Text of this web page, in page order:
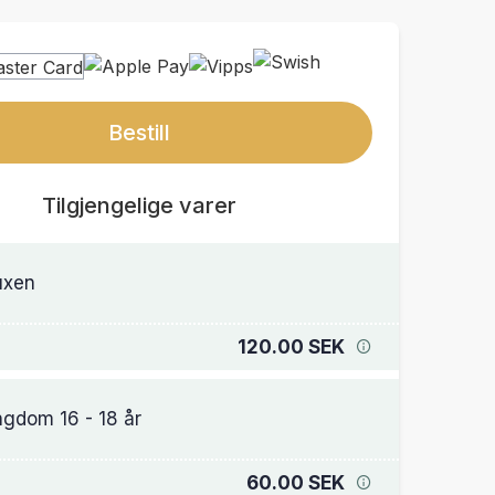
Bestill
Tilgjengelige varer
120.00 SEK
16 - 18 år
60.00 SEK